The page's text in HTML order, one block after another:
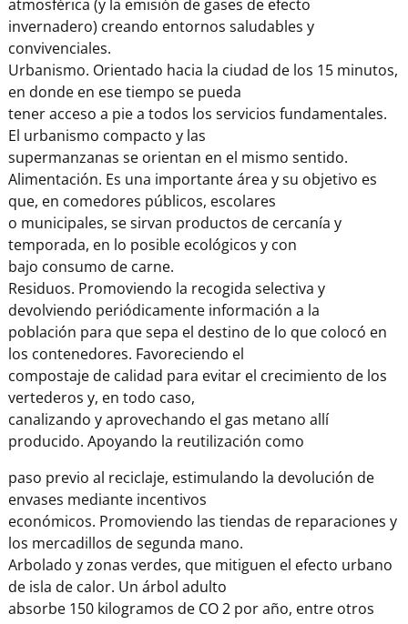
atmosférica (y la emisión de gases de efecto
invernadero) creando entornos saludables y
convivenciales.
Urbanismo. Orientado hacia la ciudad de los 15 minutos,
en donde en ese tiempo se pueda
tener acceso a pie a todos los servicios fundamentales.
El urbanismo compacto y las
supermanzanas se orientan en el mismo sentido.
Alimentación. Es una importante área y su objetivo es
que, en comedores públicos, escolares
o municipales, se sirvan productos de cercanía y
temporada, en lo posible ecológicos y con
bajo consumo de carne.
Residuos. Promoviendo la recogida selectiva y
devolviendo periódicamente información a la
población para que sepa el destino de lo que colocó en
los contenedores. Favoreciendo el
compostaje de calidad para evitar el crecimiento de los
vertederos y, en todo caso,
canalizando y aprovechando el gas metano allí
producido. Apoyando la reutilización como
paso previo al reciclaje, estimulando la devolución de
envases mediante incentivos
económicos. Promoviendo las tiendas de reparaciones y
los mercadillos de segunda mano.
Arbolado y zonas verdes, que mitiguen el efecto urbano
de isla de calor. Un árbol adulto
absorbe 150 kilogramos de CO 2 por año, entre otros